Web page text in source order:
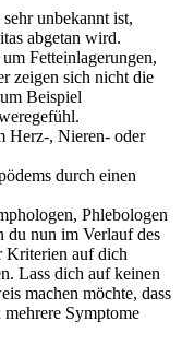
unbekannt ist,
abgetan wird.
Fetteinlagerungen,
zeigen sich nicht die
Beispiel
Herz-, Nieren- oder
durch einen
Phlebologen
du nun im Verlauf des
Kriterien auf dich
Lass dich auf keinen
machen möchte, dass
Symptome